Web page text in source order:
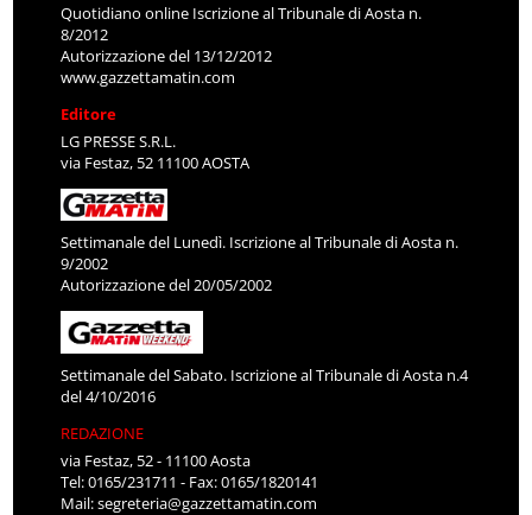
Quotidiano online Iscrizione al Tribunale di Aosta n.
8/2012
Autorizzazione del 13/12/2012
www.gazzettamatin.com
Editore
LG PRESSE S.R.L.
via Festaz, 52 11100 AOSTA
Settimanale del Lunedì. Iscrizione al Tribunale di Aosta n.
9/2002
Autorizzazione del 20/05/2002
Settimanale del Sabato. Iscrizione al Tribunale di Aosta n.4
del 4/10/2016
REDAZIONE
via Festaz, 52 - 11100 Aosta
Tel: 0165/231711 - Fax: 0165/1820141
Mail:segreteria@gazzettamatin.com